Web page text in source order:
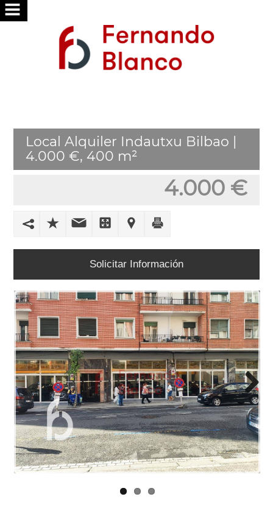
NOSOTROS
BUSCAMOS
POR
VIVIENDA
TRABAJA
NOSOTROS
ENLACES
BLOG
CONTACTO
Local Alquiler Indautxu Bilbao |
4.000 €, 400 m²
4.000 €
Solicitar Información
Next